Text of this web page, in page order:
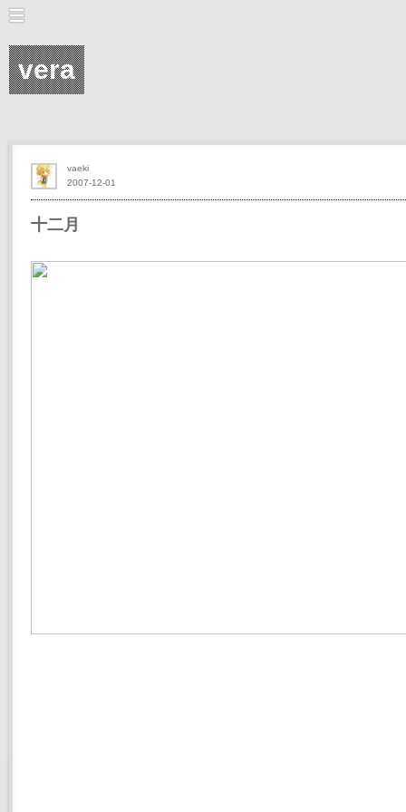
vera
十二月
2007-12-01
vaeki